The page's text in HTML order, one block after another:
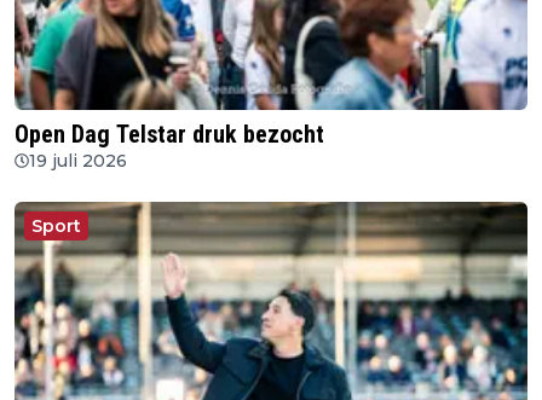
Open Dag Telstar druk bezocht
19 juli 2026
Sport